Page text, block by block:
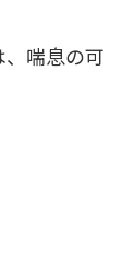
喘息の可